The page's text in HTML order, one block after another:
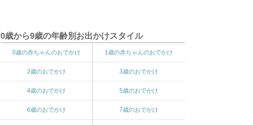
0歳から9歳の年齢別お出かけスタイル
0歳の赤ちゃんのおでかけ 1歳の赤ちゃんのおでかけ
2歳のおでかけ 3歳のおでかけ
4歳のおでかけ 5歳のおでかけ
6歳のおでかけ 7歳のおでかけ